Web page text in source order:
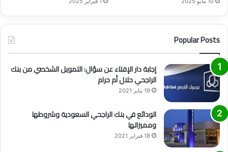
Popular Posts
إجابة دار الإفتاء عن سؤال: التمويل الشخصي من بنك
الراجحي حلال أم حرام
19 يناير 2021
الودائع في بنك الراجحي السعودية وشروطها
ومميزاتها
18 فبراير 2021